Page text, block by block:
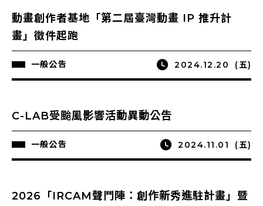
動畫創作者基地「第二屆臺灣動畫 IP 推升計
畫」徵件起跑
一般公告 2024.12.20 (五)
C-LAB受颱風影響活動異動公告
一般公告 2024.11.01 (五)
2026「IRCAM聲鬥陣：創作新秀進駐計畫」暨